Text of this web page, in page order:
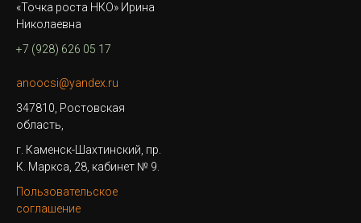
«Точка роста НКО» Ирина
Николаевна
+7 (928) 626 05 17
anoocsi@yandex.ru
347810, Ростовская
область,
г. Каменск-Шахтинский, пр.
К. Маркса, 28, кабинет № 9.
Пользовательское
соглашение